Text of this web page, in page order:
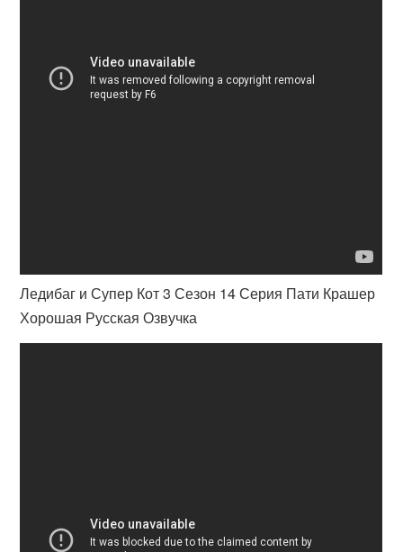
Ледибаг и Супер Кот 3 Сезон 14 Серия Пати Крашер
Хорошая Русская Озвучка